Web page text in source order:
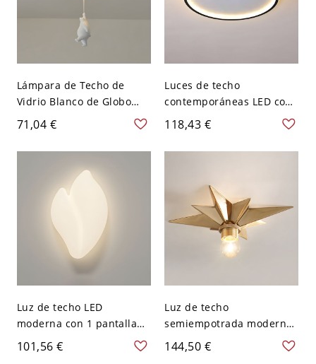
Lámpara de Techo de
Vidrio Blanco de Globo
Luz de Techo Única
Infantil para Habitación -
Blanco 110 A 120 V
71,04 €
Luces de techo
contemporáneas LED con
anillo empotrado para
sala de estar - 110 A 120 V
Blanco 30,48 cm Negro
118,43 €
Luz de techo LED
moderna con 1 pantalla
blanca y base de bombilla
SMD - 110 A 120 V Hojas
101,56 €
Luz de techo
semiempotrada moderna
Gold Star, 1 luz, 10-14
pulgadas,
144,50 €